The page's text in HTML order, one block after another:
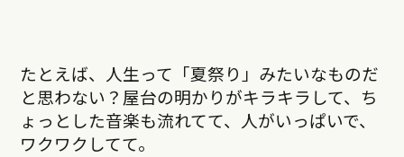
たとえば、人生って「夏祭り」みたいなものだ
と思わない？屋台の明かりがキラキラして、ち
ょっとした音楽も流れてて、人がいっぱいで、
ワクワクしてて。